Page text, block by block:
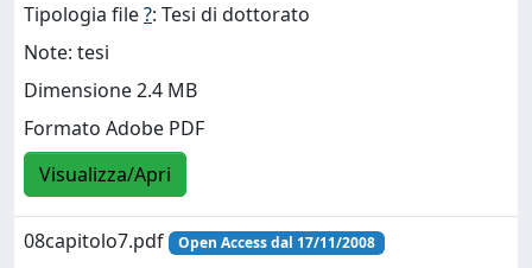
Tipologia file?: Tesi di dottorato
Note: tesi
Dimensione 2.4 MB
Formato Adobe PDF
Visualizza/Apri
08capitolo7.pdf Open Access dal 17/11/2008